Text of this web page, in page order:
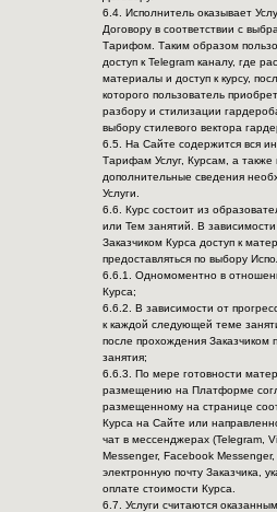
6.4. Исполнитель оказывает
Договору в соответствии с
Тарифом. Таким образом
доступ к Telegram каналу, где
материалы и доступ к курсу,
которого пользователь
разбору и стилизации
выбору стилевого вектора
6.5. На Сайте содержится вся
Тарифам Услуг, Курсам, а также
дополнительные сведения
Услуги.
6.6. Курс состоит из
или Тем занятий. В
Заказчиком Курса доступ к
предоставляться по выбору
6.6.1. Одномоментно в
Курса;
6.6.2. В зависимости от
к каждой следующей теме
после прохождения Заказчиком
занятия;
6.6.3. По мере готовности
размещению на Платформе
размещенному на странице
Курса на Сайте или
чат в мессенджерах (Telegram,
Messenger, Facebook
электронную почту Заказчика,
оплате стоимости Курса.
6.7. Услуги считаются